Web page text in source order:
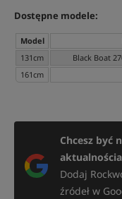
Dostępne modele:
Model
131cm
Black Boat
161cm
Chcesz być
Dodaj
źródeł w